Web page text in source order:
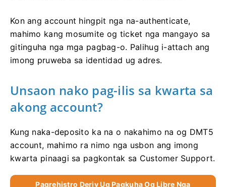
Kon ang account hingpit nga na-authenticate,
mahimo kang mosumite og ticket nga mangayo sa
gitinguha nga mga pagbag-o. Palihug i-attach ang
imong pruweba sa identidad ug adres.
Unsaon nako pag-ilis sa kwarta sa
akong account?
Kung naka-deposito ka na o nakahimo na og DMT5
account, mahimo ra nimo nga usbon ang imong
kwarta pinaagi sa pagkontak sa Customer Support.
Pagrehistro Deriv Ug Pagkuha Og Libre Nga